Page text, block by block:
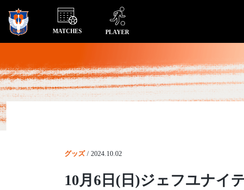
MATCHES PLAYER
グッズ / 2024.10.02
10月6日(日)ジェフユナイ